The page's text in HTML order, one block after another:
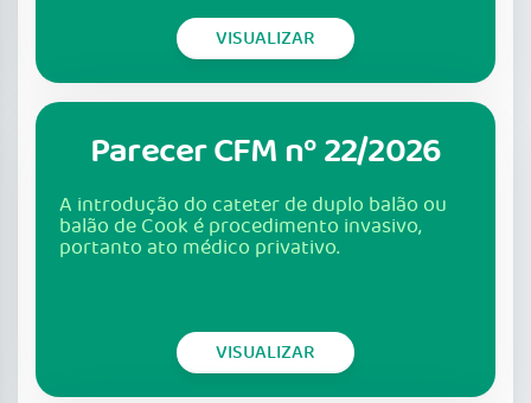
VISUALIZAR
Parecer CFM nº 22/2026
A introdução do cateter de duplo balão ou
balão de Cook é procedimento invasivo,
portanto ato médico privativo.
VISUALIZAR